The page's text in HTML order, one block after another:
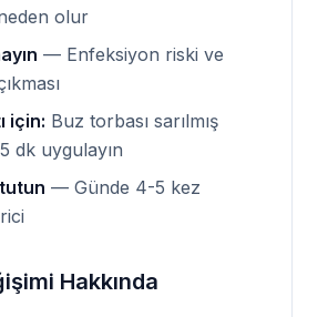
olur
— Enfeksiyon riski ve
için: Buz torbası sarılmış
dk uygulayın
— Günde 4-5 kez
Hakkında